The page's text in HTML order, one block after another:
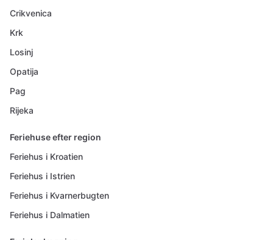
Crikvenica
Krk
Losinj
Opatija
Pag
Rijeka
Feriehuse efter region
Feriehus i Kroatien
Feriehus i Istrien
Feriehus i Kvarnerbugten
Feriehus i Dalmatien